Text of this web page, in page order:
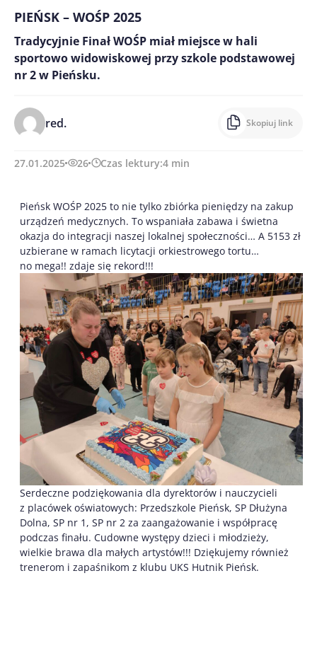
PIEŃSK – WOŚP 2025
Tradycyjnie Finał WOŚP miał miejsce w hali
sportowo widowiskowej przy szkole podstawowej
nr 2 w Pieńsku.
red. Skopiuj link
27.01.2025 26 Czas lektury:4 min
Pieńsk WOŚP 2025 to nie tylko zbiórka pieniędzy na zakup
urządzeń medycznych. To wspaniała zabawa i świetna
okazja do integracji naszej lokalnej społeczności… A 5153 zł
uzbierane w ramach licytacji orkiestrowego tortu…
no mega!! zdaje się rekord!!!
Serdeczne podziękowania dla dyrektorów i nauczycieli
z placówek oświatowych: Przedszkole Pieńsk, SP Dłużyna
Dolna, SP nr 1, SP nr 2 za zaangażowanie i współpracę
podczas finału. Cudowne występy dzieci i młodzieży,
wielkie brawa dla małych artystów!!! Dziękujemy również
trenerom i zapaśnikom z klubu UKS Hutnik Pieńsk.